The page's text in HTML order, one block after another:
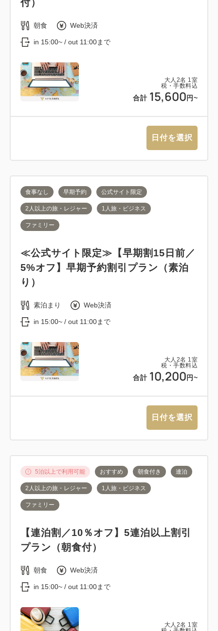
大人 2名 1室
税・手数料込
合計 15,600 円~
付）
朝食 Web決済
in 15:00~ / out 11:00まで
日付を選択
大人 2名 1室
税・手数料込
合計 10,200 円~
食事なし 早期予約 公式サイト限定
2人以上の旅・レジャー 1人旅・ビジネス
ファミリー
≪公式サイト限定≫【早期割15日前／
5%オフ】早期予約割引プラン（素泊
り）
素泊まり Web決済
in 15:00~ / out 11:00まで
日付を選択
大人 2名 1室
5泊以上で利用可能 おすすめ 朝食付き 連泊
2人以上の旅・レジャー 1人旅・ビジネス
ファミリー
【連泊割／10％オフ】5連泊以上割引
プラン（朝食付）
朝食 Web決済
in 15:00~ / out 11:00まで